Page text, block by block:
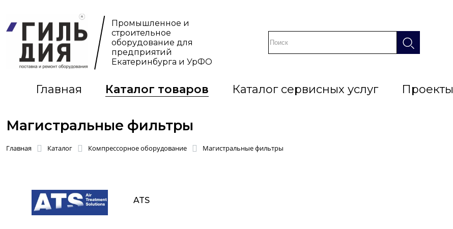
Промышленное и
строительное
оборудование для
предприятий
Екатеринбурга и УрФО
Главная Каталог товаров Каталог сервисных услуг Проекты
Магистральные фильтры
Главная Каталог Компрессорное оборудование Магистральные фильтры
ATS